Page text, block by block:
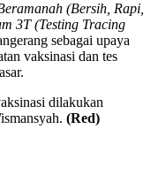
(Bersih, Rapi,
3T (Testing Tracing
sebagai upaya
vaksinasi dan tes
dilakukan
(Red)